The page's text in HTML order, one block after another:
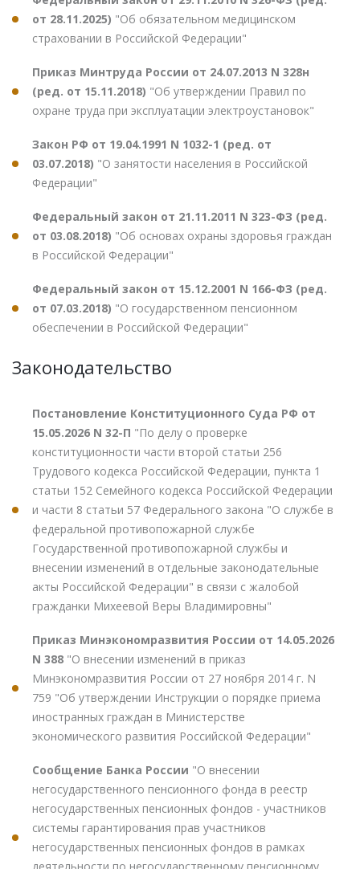
от 28.11.2025) "Об обязательном медицинском
страховании в Российской Федерации"
Приказ Минтруда России от 24.07.2013 N 328н
(ред. от 15.11.2018) "Об утверждении Правил по
охране труда при эксплуатации электроустановок"
Закон РФ от 19.04.1991 N 1032-1 (ред. от
03.07.2018) "О занятости населения в Российской
Федерации"
Федеральный закон от 21.11.2011 N 323-ФЗ (ред.
от 03.08.2018) "Об основах охраны здоровья граждан
в Российской Федерации"
Федеральный закон от 15.12.2001 N 166-ФЗ (ред.
от 07.03.2018) "О государственном пенсионном
обеспечении в Российской Федерации"
Законодательство
Постановление Конституционного Суда РФ от
15.05.2026 N 32-П "По делу о проверке
конституционности части второй статьи 256
Трудового кодекса Российской Федерации, пункта 1
статьи 152 Семейного кодекса Российской Федерации
и части 8 статьи 57 Федерального закона "О службе в
федеральной противопожарной службе
Государственной противопожарной службы и
внесении изменений в отдельные законодательные
акты Российской Федерации" в связи с жалобой
гражданки Михеевой Веры Владимировны"
Приказ Минэкономразвития России от 14.05.2026
N 388 "О внесении изменений в приказ
Минэкономразвития России от 27 ноября 2014 г. N
759 "Об утверждении Инструкции о порядке приема
иностранных граждан в Министерстве
экономического развития Российской Федерации"
Сообщение Банка России "О внесении
негосударственного пенсионного фонда в реестр
негосударственных пенсионных фондов - участников
системы гарантирования прав участников
негосударственных пенсионных фондов в рамках
деятельности по негосударственному пенсионному